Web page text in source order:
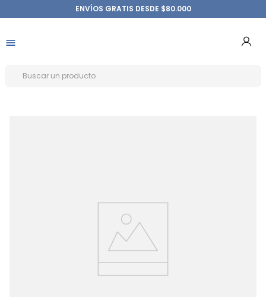
ENVÍOS GRATIS DESDE $80.000